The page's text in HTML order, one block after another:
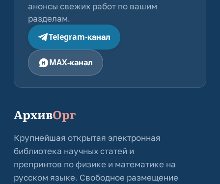
анонсы свежих работ по вашим
разделам.
Telegram-канал
MAX-канал
АрхивОрг
Крупнейшая открытая электронная
библиотека научных статей и
препринтов по физике и математике на
русском языке. Свободное размещение